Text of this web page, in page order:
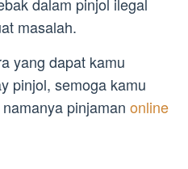
masalah.
yang dapat kamu
pinjol, semoga kamu
pinjaman online